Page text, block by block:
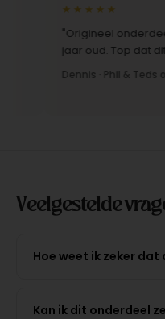
★★★★★
"Origineel onderdeel
jaar oud. Top dat dit
Dennis · Phil & Teds
Veelgestelde
Hoe weet ik zeker
Kan ik dit onderdeel